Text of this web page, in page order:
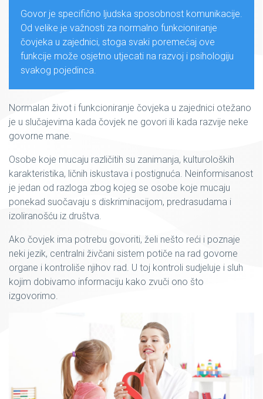
Govor je specifično ljudska sposobnost komunikacije.
Od velike je važnosti za normalno funkcioniranje
čovjeka u zajednici, stoga svaki poremećaj ove
funkcije može osjetno utjecati na razvoj i psihologiju
svakog pojedinca.
Normalan život i funkcioniranje čovjeka u zajednici otežano
je u slučajevima kada čovjek ne govori ili kada razvije neke
govorne mane.
Osobe koje mucaju različitih su zanimanja, kulturoloških
karakteristika, ličnih iskustava i postignuća. Neinformisanost
je jedan od razloga zbog kojeg se osobe koje mucaju
ponekad suočavaju s diskriminacijom, predrasudama i
izoliranošću iz društva.
Ako čovjek ima potrebu govoriti, želi nešto reći i poznaje
neki jezik, centralni živčani sistem potiče na rad govorne
organe i kontroliše njihov rad. U toj kontroli sudjeluje i sluh
kojim dobivamo informaciju kako zvuči ono što
izgovorimo.